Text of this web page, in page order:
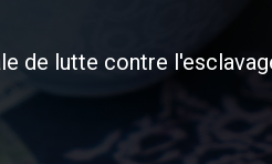
de lutte contre